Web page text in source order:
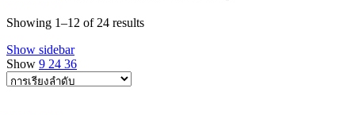
Showing 1–12 of 24 results
Show sidebar
Show 9 24 36